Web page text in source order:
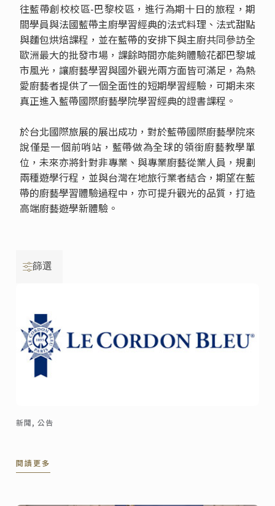
往藍帶創校校區-巴黎校區，進行為期十日的旅程，期
間學員與法國藍帶主廚學習經典的法式料理、法式甜點
與麵包烘焙課程，並在藍帶的安排下與主廚共同參訪全
歐洲最大的批發市場，課餘時間亦能夠體驗花都巴黎城
市風光，讓廚藝學習與國外觀光兩方面皆可滿足，為熱
愛廚藝者提供了一個全面性的短期學習經驗，可期未來
真正進入藍帶國際廚藝學院學習經典的證書課程。
於台北國際旅展的展出成功，對於藍帶國際廚藝學院來
說僅是一個前哨站，藍帶做為全球的領銜廚藝教學單
位，未來亦將針對非專業、與專業廚藝從業人員，規劃
兩種遊學行程，並與台灣在地旅行業者結合，期望在藍
帶的廚藝學習體驗過程中，亦可提升觀光的品質，打造
高端廚藝遊學新體驗。
篩選
新聞, 公告
閱讀更多